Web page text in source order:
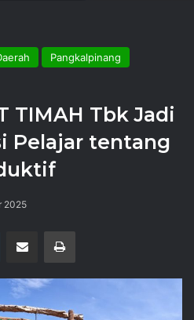
Pangkalpinang
TIMAH Tbk Jadi
Pelajar tentang
2025
Telegram Share via Email Print